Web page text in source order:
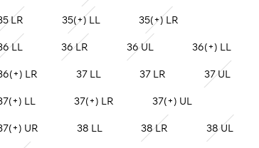
LR 35(+) LL 35(+) LR
LL 36 LR 36 UL 36(+) LL
LR 37 LL 37 LR 37 UL
LL 37(+) LR 37(+) UL
UR 38 LL 38 LR 38 UL